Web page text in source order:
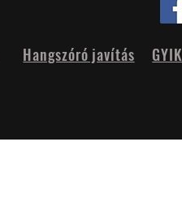
Hangszóró javítás GYIK